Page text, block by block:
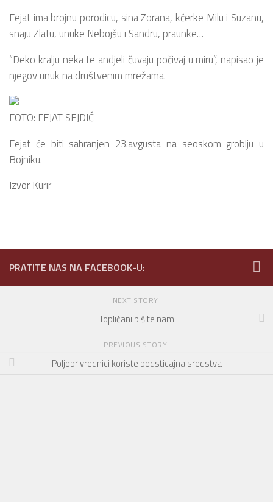
Fejat ima brojnu porodicu, sina Zorana, kćerke Milu i Suzanu,
snaju Zlatu, unuke Nebojšu i Sandru, praunke…
“Deko kralju neka te andjeli čuvaju počivaj u miru”, napisao je
njegov unuk na društvenim mrežama.
FOTO: FEJAT SEJDIĆ
Fejat će biti sahranjen 23.avgusta na seoskom groblju u
Bojniku.
Izvor Kurir
PRATITE NAS NA FACEBOOK-U:
NEXT STORY
Topličani pišite nam
PREVIOUS STORY
Poljoprivrednici koriste podsticajna sredstva